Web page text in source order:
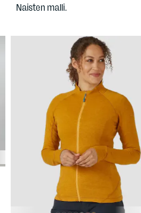
Naisten malli.